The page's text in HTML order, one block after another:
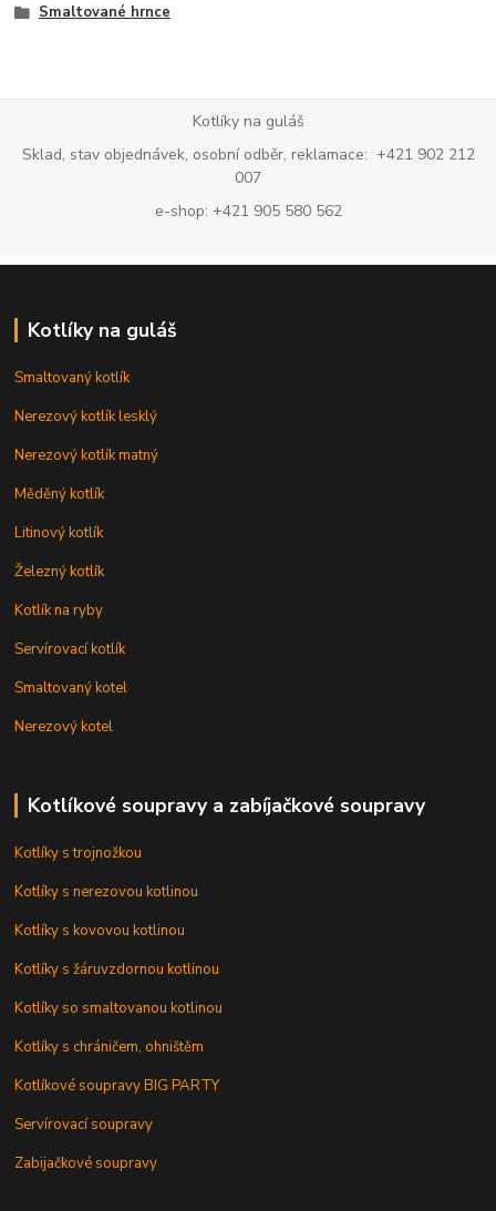
Smaltované hrnce
Kotlíky na guláš
Sklad, stav objednávek, osobní odběr, reklamace: +421 902 212
007
e-shop: +421 905 580 562
Kotlíky na guláš
Smaltovaný kotlík
Nerezový kotlík lesklý
Nerezový kotlík matný
Měděný kotlík
Litinový kotlík
Železný kotlík
Kotlík na ryby
Servírovací kotlík
Smaltovaný kotel
Nerezový kotel
Kotlíkové soupravy a zabíjačkové soupravy
Kotlíky s trojnožkou
Kotlíky s nerezovou kotlinou
Kotlíky s kovovou kotlinou
Kotlíky s žáruvzdornou kotlinou
Kotlíky so smaltovanou kotlinou
Kotlíky s chráničem, ohništěm
Kotlíkové soupravy BIG PARTY
Servírovací soupravy
Zabijačkové soupravy